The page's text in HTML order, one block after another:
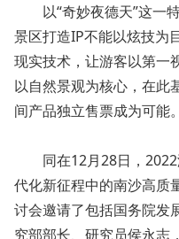
以“奇妙夜德天”这一
景区打造IP不能以炫技为
现实技术，让游客以第一
以自然景观为核心，在此
间产品独立售票成为可能。
同在12月28日，2022
代化新征程中的南沙高质
讨会邀请了包括国务院发
究部部长、研究员侯永志